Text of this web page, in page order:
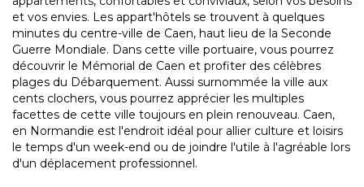
et vos envies. Les appart'hôtels se trouvent à quelques
minutes du centre-ville de Caen, haut lieu de la Seconde
Guerre Mondiale. Dans cette ville portuaire, vous pourrez
découvrir le Mémorial de Caen et profiter des célèbres
plages du Débarquement. Aussi surnommée la ville aux
cents clochers, vous pourrez apprécier les multiples
facettes de cette ville toujours en plein renouveau. Caen,
en Normandie est l'endroit idéal pour allier culture et loisirs
le temps d'un week-end ou de joindre l'utile à l'agréable lors
d'un déplacement professionnel.